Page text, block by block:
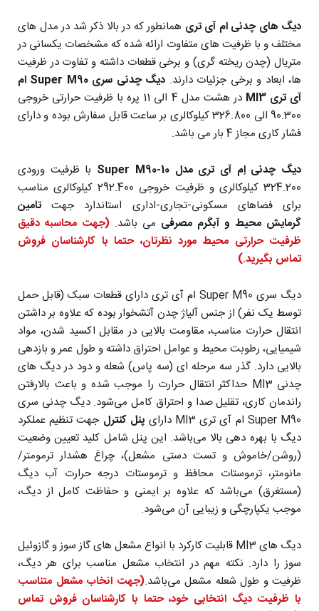
دیگ های چدنی ام آی تری همانطور که در بالا ذکر شد در مدل های
مختلف و با ظرفیت های متفاوت ارائه شده که مشخصات یکسانی در
متریال (چدن ریخته گری) و برخی قطعات داشته و تفاوت در ظرفیت
ها، ابعاد و برخی جزئیات دارند.
دیگ چدنی سری Super M90 ام
آی تری MI3
در هشت مدل 4 الی 11 پره با ظرفیت حرارتی خروجی
90.300 الی 326.800 کیلوکالری بر ساعت قابل سفارش بوده و دارای
فشار کاری مجاز 4 بار می باشد.
دیگ چدنی اِم آی تری مدل Super M90-10
با ظرفیت ورودی
324.200 کیلوکالری و ظرفیت خروجی 292.400 کیلوکالری مناسب
برای فضاهای مسکونی-تجاری-اداری استاندارد جهت تامین
گرمایش محیط و آبگرم مصرفی می باشد. (جهت محاسبه دقیق
ظرفیت حرارتی محیط مورد نظرتان، حتما با کارشناسان فروش
تماس بگیرید.)
دیگ سری Super M90 ام آی تری دارای قطعات سبک (قابل حمل
توسط یک نفر) از جنس آلیاژ چدن آتشخوار بوده که علاوه بر داشتن
انتقال حرارت مناسب، مقاومت بالایی در مقابل اکسید شدن، مواد
شیمیایی، رطوبت محیط و عوامل احتراق داشته و طول عمر و بازدهی
بالایی دارد. گذر سه مرحله ای (سه پاس) شعله و دود در دیگ های
چدنی MI3 حداکثر انتقال حرارت را موجب شده و باعث بالارفتن
راندمان کاری، تقلیل صدا و احتراق کامل می‌شود. دیگ چدنی سری
Super M90 ام آی تری MI3 دارای
پنل کنترل جهت تنظیم عملکرد
دیگ با بهره دهی بالا می‌باشد. این پنل شامل کلید تعیین وضعیت
(روشن/خاموش و تست دستی مشعل)، چراغ هشدار ترمومتر/
مانومتر، ترموستات محافظ و ترموستات درجه حرارت آب دیگ
(مستغرق) می‌باشد که علاوه بر ایمنی و حفاظت کامل از دیگ،
موجب یکپارچگی و زیبایی آن می‌شود.
دیگ های MI3 قابلیت کارکرد با انواع مشعل های گاز سوز و گازوئیل
سوز را دارد. نکته مهم در انتخاب مشعل مناسب برای هر دیگ،
ظرفیت و طول شعله مشعل می‌باشد.(جهت انخاب مشعل متناسب
با ظرفیت دیگ انتخابی خود، حتما با کارشناسان فروش تماس